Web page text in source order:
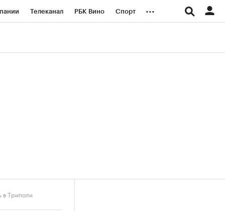
Телеканал РБК Вино Спорт ...
в Триполи